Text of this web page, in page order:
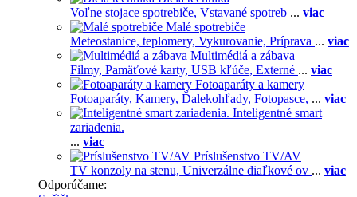
Voľne stojace spotrebiče, Vstavané spotreb ... viac
Malé spotrebiče
Meteostanice, teplomery, Vykurovanie, Príprava ... viac
Multimédiá a zábava
Filmy, Pamäťové karty, USB kľúče, Externé ... viac
Fotoaparáty a kamery
Fotoaparáty, Kamery, Ďalekohľady, Fotopasce, ... viac
Inteligentné smart
zariadenia.
... viac
Príslušenstvo TV/AV
TV konzoly na stenu, Univerzálne diaľkové ov ... viac
Odporúčame: